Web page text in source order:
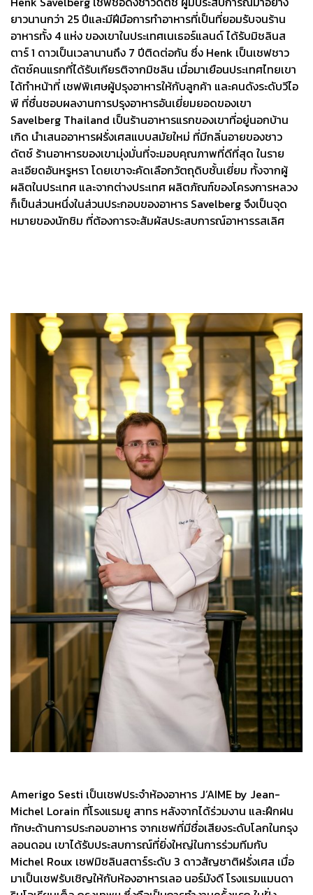
ยาวนานกว่า 25 ปีและมีฝีมือการทำอาหารที่เป็นที่ยอมรับจนร้าน
อาหารทั้ง 4 แห่ง ของเขาในประเทศเนเธอร์แลนด์ ได้รับมิชลินส
ตาร์ 1 ดาวเป็นเวลานานถึง 7 ปีติดต่อกัน ซึ่ง Henk เป็นเชฟชาว
ดัตช์คนแรกที่ได้รับเกียรติจากมิชลิน เมื่อมาเยือนประเทศไทยเขา
ได้ทำหน้าที่ เชฟพิเศษผู้ปรุงอาหารให้กับลูกค้า และคนดังระดับวีไอ
พี ที่ชื่นชอบผลงานการปรุงอาหารอันเยี่ยมยอดของเขา
Savelberg Thailand เป็นร้านอาหารแรกของเขาที่อยู่นอกบ้าน
เกิด นำเสนออาหารฝรั่งเศสแบบสมัยใหม่ ที่มีกลิ่นอายของชาว
ดัตช์ ร้านอาหารของเขามุ่งมั่นที่จะมอบคุณภาพที่ดีที่สุด ในราย
ละเอียดอันหรูหรา โดยเขาจะคัดเลือกวัตถุดิบชั้นเยี่ยม ทั้งจากผู้
ผลิตในประเทศ และจากต่างประเทศ ผลิตภัณฑ์ของโครงการหลวง
ก็เป็นส่วนหนึ่งในส่วนประกอบของอาหาร Savelberg จึงเป็นจุด
หมายของนักชิม ที่ต้องการจะสัมผัสประสบการณ์อาหารรสเลิศ
Amerigo Sesti เป็นเชฟประจำห้องอาหาร J’AIME by Jean-
Michel Lorain ที่โรงแรมยู สาทร หลังจากได้ร่วมงาน และฝึกฝน
ทักษะด้านการประกอบอาหาร จากเชฟที่มีชื่อเสียงระดับโลกในกรุง
ลอนดอน เขาได้รับประสบการณ์ที่ยิ่งใหญ่ในการร่วมทีมกับ
Michel Roux เชฟมิชลินสตาร์ระดับ 3 ดาวสัญชาติฝรั่งเศส เมื่อ
มาเป็นเชฟรับเชิญให้กับห้องอาหารเลอ นอร์มังดี โรงแรมแมนดา